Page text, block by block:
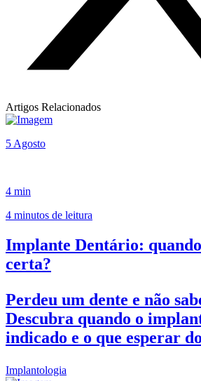
Artigos Relacionados
5 Agosto
4 min
4 minutos de leitura
Implante Dentário: quando
certa?
Perdeu um dente e não
Descubra quando o
indicado e o que esperar
Implantologia